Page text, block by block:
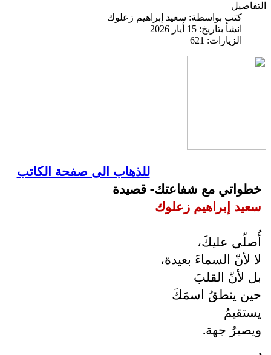
التفاصيل
كتب بواسطة: سعيد إبراهيم زعلوك
انشأ بتاريخ: 15 أيار 2026
الزيارات: 621
للذهاب الى صفحة الكاتب
خطواتي مع شفاعتك- قصيدة
سعيد إبراهيم زعلوك
أُصلّي عليكَ،
لا لأنّ السماءَ بعيدة،
بل لأنّ القلبَ
حين ينطقُ اسمَكَ
يستقيمُ
ويصيرُ جهة.